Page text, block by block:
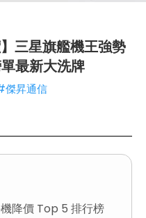
三星旗艦機王強勢
最新大洗牌
傑昇通信
降價 Top 5 排行榜